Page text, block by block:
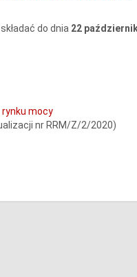
do dnia 22
mocy
nr RRM/Z/2/2020)